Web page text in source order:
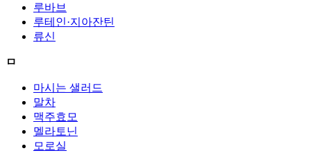
루바브
루테인·지아잔틴
류신
ㅁ
마시는 샐러드
말차
맥주효모
멜라토닌
모로실